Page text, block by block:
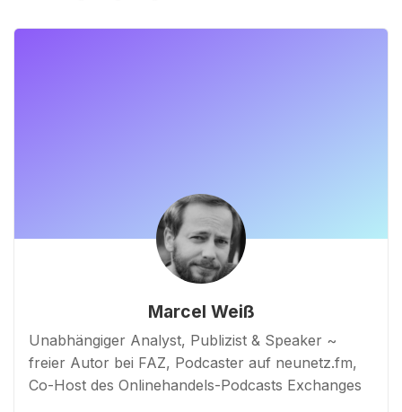
Marcel Weiß
Unabhängiger Analyst, Publizist & Speaker ~
freier Autor bei FAZ, Podcaster auf neunetz.fm,
Co-Host des Onlinehandels-Podcasts Exchanges